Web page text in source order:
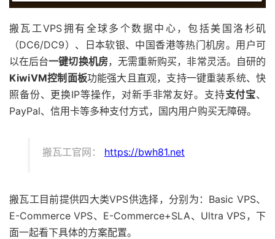
搬瓦工VPS拥有全球多个数据中心，包括美国洛杉矶
（DC6/DC9）、日本软银、中国香港等热门机房。用户可
以在后台一键切换机房，无需重新购买，非常灵活。自研的
KiwiVM控制面板功能强大且直观，支持一键重装系统、快
照备份、更换IP等操作，对新手非常友好。支持支付宝、
PayPal、信用卡等多种支付方式，国内用户购买无障碍。
搬瓦工官网： https://bwh81.net
搬瓦工目前提供四大类VPS供选择，分别为：Basic VPS、
E-Commerce VPS、E-Commerce+SLA、Ultra VPS，下
面一起看下具体的方案配置。